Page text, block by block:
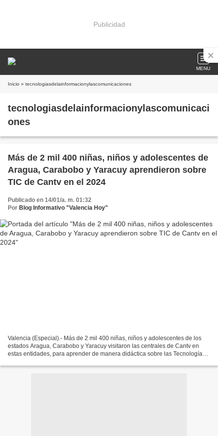
Publicidad
MENU
Inicio » tecnologiasdelainformacionylascomunicaciones
tecnologiasdelainformacionylascomunicaci
ones
Más de 2 mil 400 niñas, niños y adolescentes de
Aragua, Carabobo y Yaracuy aprendieron sobre
TIC de Cantv en el 2024
Publicado en 14/01/a. m. 01:32
Por Blog Informativo "Valencia Hoy"
Valencia (Especial).- Más de 2 mil 400 niñas, niños y adolescentes de los
estados Aragua, Carabobo y Yaracuy visitaron las centrales de Cantv en
estas entidades, para aprender de manera didáctica sobre las Tecnologías